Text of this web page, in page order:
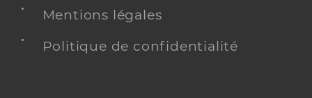
Mentions légales
Politique de confidentialité